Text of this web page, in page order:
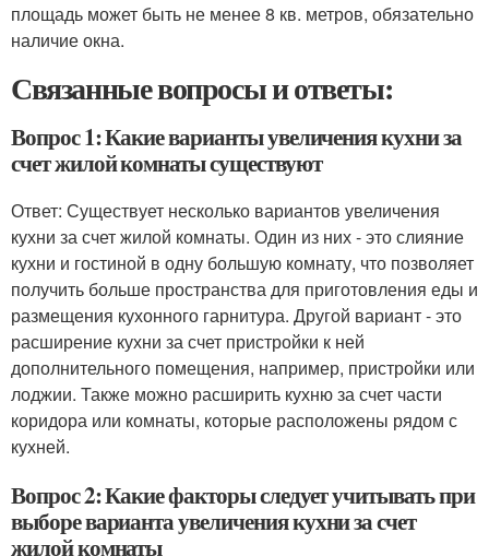
площадь может быть не менее 8 кв. метров, обязательно
наличие окна.
Связанные вопросы и ответы:
Вопрос 1: Какие варианты увеличения кухни за
счет жилой комнаты существуют
Ответ: Существует несколько вариантов увеличения
кухни за счет жилой комнаты. Один из них - это слияние
кухни и гостиной в одну большую комнату, что позволяет
получить больше пространства для приготовления еды и
размещения кухонного гарнитура. Другой вариант - это
расширение кухни за счет пристройки к ней
дополнительного помещения, например, пристройки или
лоджии. Также можно расширить кухню за счет части
коридора или комнаты, которые расположены рядом с
кухней.
Вопрос 2: Какие факторы следует учитывать при
выборе варианта увеличения кухни за счет
жилой комнаты